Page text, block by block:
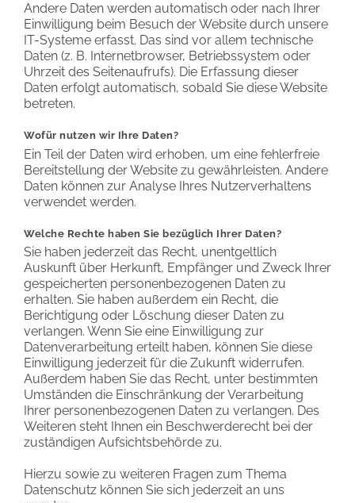
Andere Daten werden automatisch oder nach Ihrer
Einwilligung beim Besuch der Website durch unsere
IT-Systeme erfasst. Das sind vor allem technische
Daten (z. B. Internetbrowser, Betriebssystem oder
Uhrzeit des Seitenaufrufs). Die Erfassung dieser
Daten erfolgt automatisch, sobald Sie diese Website
betreten.
Wofür nutzen wir Ihre Daten?
Ein Teil der Daten wird erhoben, um eine fehlerfreie
Bereitstellung der Website zu gewährleisten. Andere
Daten können zur Analyse Ihres Nutzerverhaltens
verwendet werden.
Welche Rechte haben Sie bezüglich Ihrer Daten?
Sie haben jederzeit das Recht, unentgeltlich
Auskunft über Herkunft, Empfänger und Zweck Ihrer
gespeicherten personenbezogenen Daten zu
erhalten. Sie haben außerdem ein Recht, die
Berichtigung oder Löschung dieser Daten zu
verlangen. Wenn Sie eine Einwilligung zur
Datenverarbeitung erteilt haben, können Sie diese
Einwilligung jederzeit für die Zukunft widerrufen.
Außerdem haben Sie das Recht, unter bestimmten
Umständen die Einschränkung der Verarbeitung
Ihrer personenbezogenen Daten zu verlangen. Des
Weiteren steht Ihnen ein Beschwerderecht bei der
zuständigen Aufsichtsbehörde zu.
Hierzu sowie zu weiteren Fragen zum Thema
Datenschutz können Sie sich jederzeit an uns